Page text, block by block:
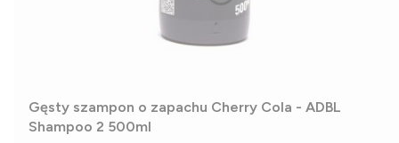
Gęsty szampon o zapachu Cherry Cola - ADBL
Shampoo 2 500ml